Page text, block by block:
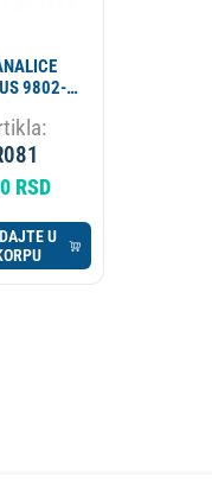
9802-
RSD
U